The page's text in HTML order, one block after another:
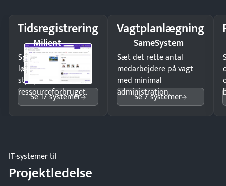
Tidsregistrering
Milient
Spar tid på
lønberegning og få
styr på
ressourceforbruget.
Se 17 systemer
Vagtplanlægning
SameSystem
Sæt det rette antal
medarbejdere på vagt
med minimal
administration.
Se 7 systemer
IT-systemer til
Projektledelse